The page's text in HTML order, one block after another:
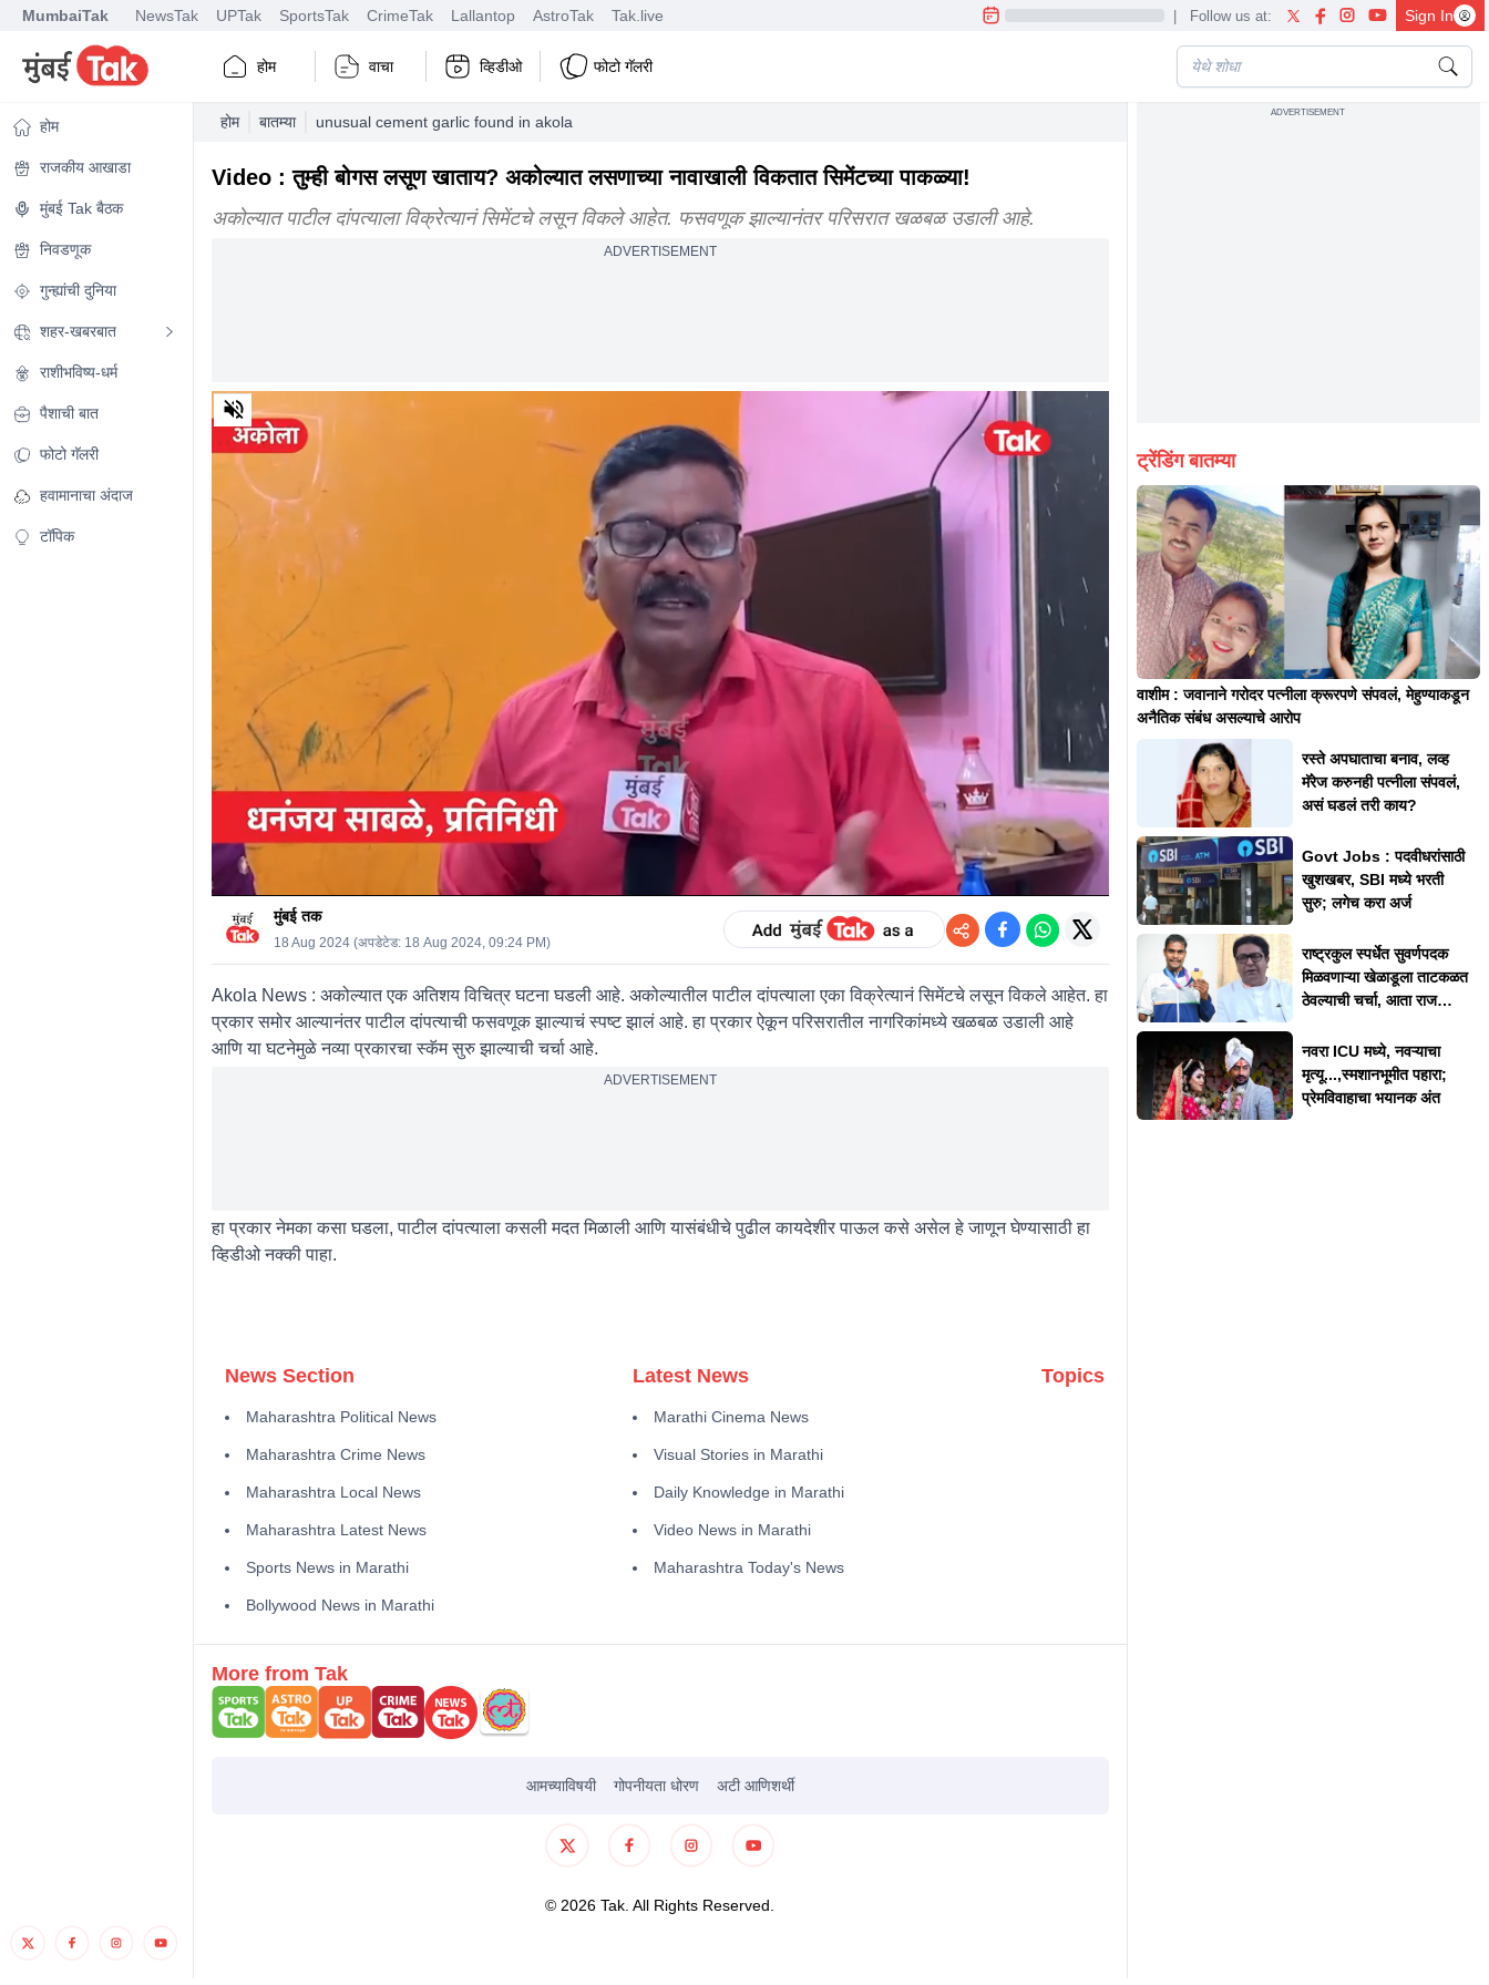
MumbaiTak NewsTak UPTak SportsTak CrimeTak Lallantop AstroTak Tak.live | Follow us at: Sign In
होम वाचा व्हिडीओ फोटो गॅलरी
होम
राजकीय आखाडा
मुंबई Tak बैठक
निवडणूक
गुन्ह्यांची दुनिया
शहर-खबरबात
राशीभविष्य-धर्म
पैशाची बात
फोटो गॅलरी
हवामानाचा अंदाज
टॉपिक
होम बातम्या unusual cement garlic found in akola
Video : तुम्ही बोगस लसूण खाताय? अकोल्यात लसणाच्या नावाखाली विकतात सिमेंटच्या पाकळ्या!
अकोल्यात पाटील दांपत्याला विक्रेत्यानं सिमेंटचे लसून विकले आहेत. फसवणूक झाल्यानंतर परिसरात खळबळ उडाली आहे.
ADVERTISEMENT
0
of
minutes,
seconds
Volume
मुंबई तक
18 Aug 2024(अपडेटेड: 18 Aug 2024, 09:24 PM)
Akola News : अकोल्यात एक अतिशय विचित्र घटना घडली आहे. अकोल्यातील पाटील दांपत्याला एका विक्रेत्यानं सिमेंटचे लसून विकले आहेत. हा
प्रकार समोर आल्यानंतर पाटील दांपत्याची फसवणूक झाल्याचं स्पष्ट झालं आहे. हा प्रकार ऐकून परिसरातील नागरिकांमध्ये खळबळ उडाली आहे
आणि या घटनेमुळे नव्या प्रकारचा स्कॅम सुरु झाल्याची चर्चा आहे.
ADVERTISEMENT
हा प्रकार नेमका कसा घडला, पाटील दांपत्याला कसली मदत मिळाली आणि यासंबंधीचे पुढील कायदेशीर पाऊल कसे असेल हे जाणून घेण्यासाठी हा
व्हिडीओ नक्की पाहा.
News Section
Maharashtra Political News
Maharashtra Crime News
Maharashtra Local News
Maharashtra Latest News
Sports News in Marathi
Bollywood News in Marathi
Latest News
Marathi Cinema News
Visual Stories in Marathi
Daily Knowledge in Marathi
Video News in Marathi
Maharashtra Today's News
Topics
More from Tak
आमच्याविषयी गोपनीयता धोरण अटी आणिशर्थी
© 2026 Tak. All Rights Reserved.
ADVERTISEMENT
ट्रेंडिंग बातम्या
वाशीम : जवानाने गरोदर पत्नीला क्रूरपणे संपवलं, मेहुण्याकडून
अनैतिक संबंध असल्याचे आरोप
रस्ते अपघाताचा बनाव, लव्ह
मॅरेज करुनही पत्नीला संपवलं,
असं घडलं तरी काय?
Govt Jobs : पदवीधरांसाठी
खुशखबर, SBI मध्ये भरती
सुरु; लगेच करा अर्ज
राष्ट्रकुल स्पर्धेत सुवर्णपदक
मिळवणाऱ्या खेळाडूला ताटकळत
ठेवल्याची चर्चा, आता राज
नवरा ICU मध्ये, नवऱ्याचा
मृत्यू...,स्मशानभूमीत पहारा;
प्रेमविवाहाचा भयानक अंत